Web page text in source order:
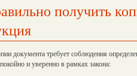
получить
документа требует соблюдения
и уверенно в рамках закона: